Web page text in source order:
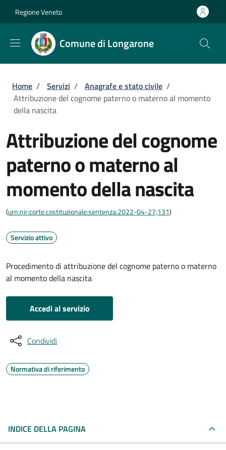
Regione Veneto
Comune di Longarone
Briciole di pane
Home / Servizi / Anagrafe e stato civile /
Attribuzione del cognome paterno o materno al momento
della nascita
Attribuzione del cognome
paterno o materno al
momento della nascita
(urn:nir:corte.costituzionale:sentenza:2022-04-27;131)
Servizio attivo
Procedimento di attribuzione del cognome paterno o materno
al momento della nascita
Accedi al servizio
Condividi
Normativa di riferimento
INDICE DELLA PAGINA